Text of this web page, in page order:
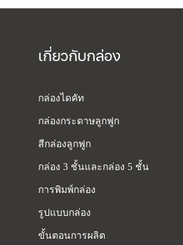
เกี่ยวกับกล่อง
กล่องไดคัท
กล่องกระดาษลูกฟูก
สีกล่องลูกฟูก
กล่อง 3 ชั้นและกล่อง 5 ชั้น
การพิมพ์กล่อง
รูปแบบกล่อง
ขั้นตอนการผลิต